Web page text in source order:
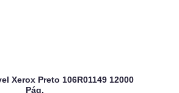
Xerox Preto 106R01149 12000
Pág.